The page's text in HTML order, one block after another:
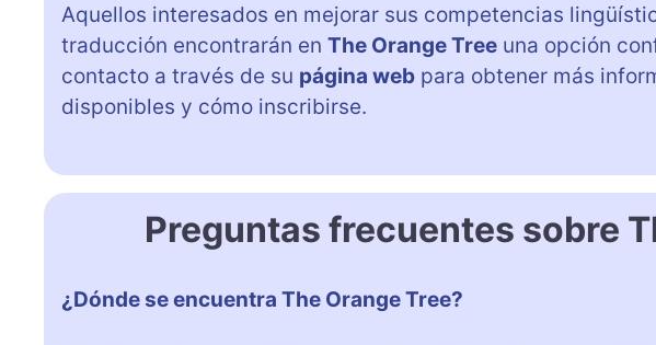
Aquellos interesados en mejorar sus competencias
traducción encontrarán en The Orange Tree una opción
contacto a través de su página web para obtener más
disponibles y cómo inscribirse.
Preguntas frecuentes sobre
¿Dónde se encuentra The Orange Tree?